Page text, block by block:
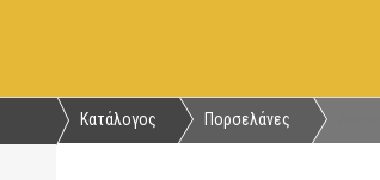
Κατάλογος Πορσελάνες